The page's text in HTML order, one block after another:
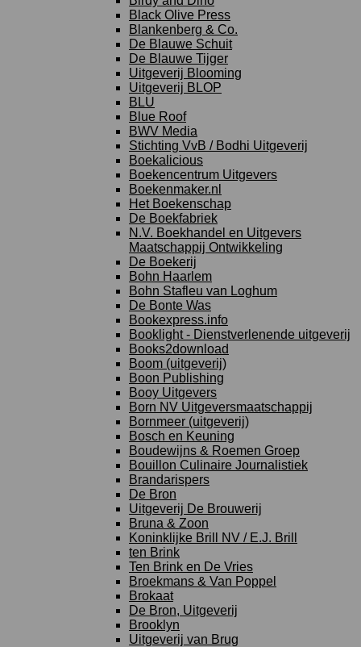
Black Olive Press
Blankenberg & Co.
De Blauwe Schuit
De Blauwe Tijger
Uitgeverij Blooming
Uitgeverij BLOP
BLU
Blue Roof
BWV Media
Stichting VvB / Bodhi Uitgeverij
Boekalicious
Boekencentrum Uitgevers
Boekenmaker.nl
Het Boekenschap
De Boekfabriek
N.V. Boekhandel en Uitgevers
Maatschappij Ontwikkeling
De Boekerij
Bohn Haarlem
Bohn Stafleu van Loghum
De Bonte Was
Bookexpress.info
Booklight - Dienstverlenende uitgeverij
Books2download
Boom (uitgeverij)
Boon Publishing
Booy Uitgevers
Born NV Uitgeversmaatschappij
Bornmeer (uitgeverij)
Bosch en Keuning
Boudewijns & Roemen Groep
Bouillon Culinaire Journalistiek
Brandarispers
De Bron
Uitgeverij De Brouwerij
Bruna & Zoon
Koninklijke Brill NV / E.J. Brill
ten Brink
Ten Brink en De Vries
Broekmans & Van Poppel
Brokaat
De Bron, Uitgeverij
Brooklyn
Uitgeverij van Brug